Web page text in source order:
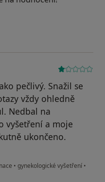
pečlivý. Snažil se
vždy ohledně
Nedbal na
vyšetření a moje
ukončeno.
• gynekologické vyšetření •